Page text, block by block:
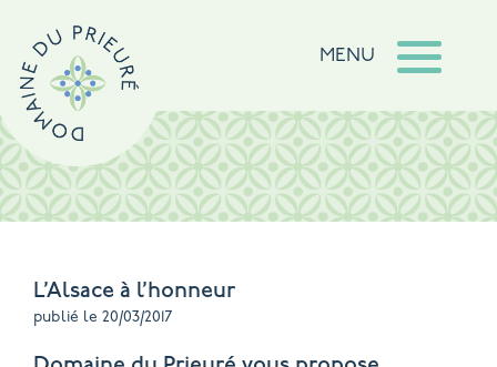
MENU
L’Alsace à l’honneur
publié le 20/03/2017